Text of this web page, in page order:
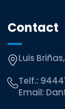
Contact
Luis
Telf.:
Email: